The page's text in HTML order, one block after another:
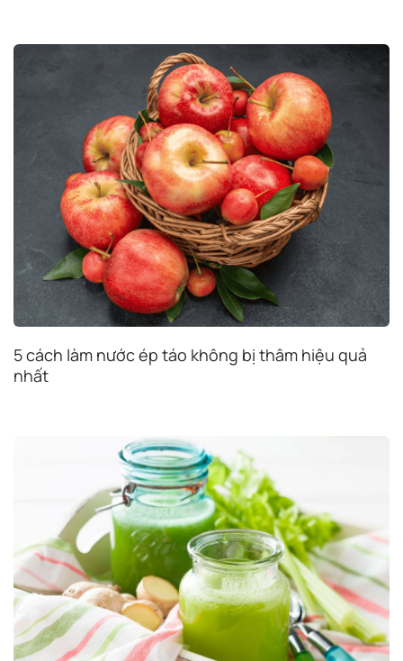
5 cách làm nước ép táo không bị thâm hiệu quả
nhất